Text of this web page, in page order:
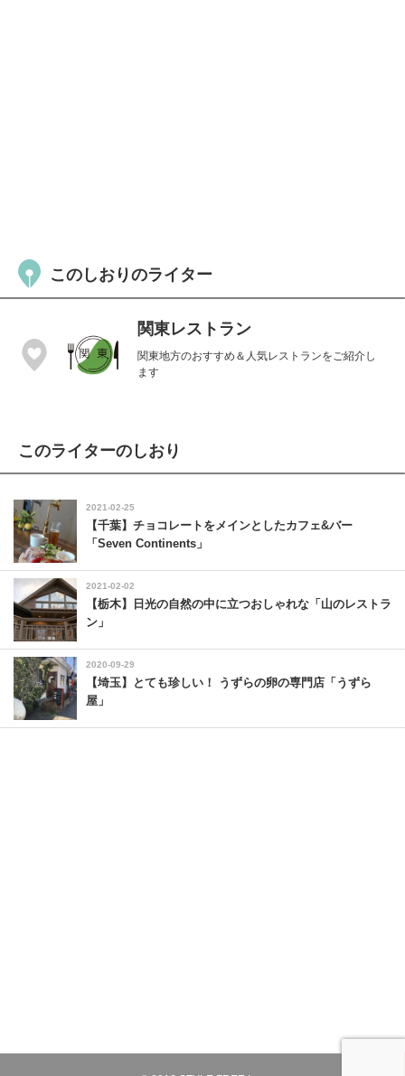
このしおりのライター
関東レストラン
関東地方のおすすめ＆人気レストランをご紹介し
ます
このライターのしおり
2021-02-25
【千葉】チョコレートをメインとしたカフェ&バー
「Seven Continents」
2021-02-02
【栃木】日光の自然の中に立つおしゃれな「山のレストラ
ン」
2020-09-29
【埼玉】とても珍しい！ うずらの卵の専門店「うずら
屋」